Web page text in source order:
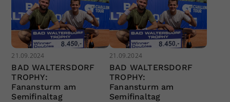
21.09.2024
BAD WALTERSDORF
TROPHY:
Fanansturm am
Semifinaltag
21.09.2024
BAD WALTERSDORF
TROPHY:
Fanansturm am
Semifinaltag